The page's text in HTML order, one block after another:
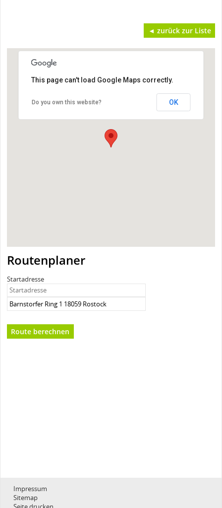
◄ zurück zur Liste
This page can't load Google Maps correctly.
Do you own this website? OK
Routenplaner
Startadresse
Impressum
Sitemap